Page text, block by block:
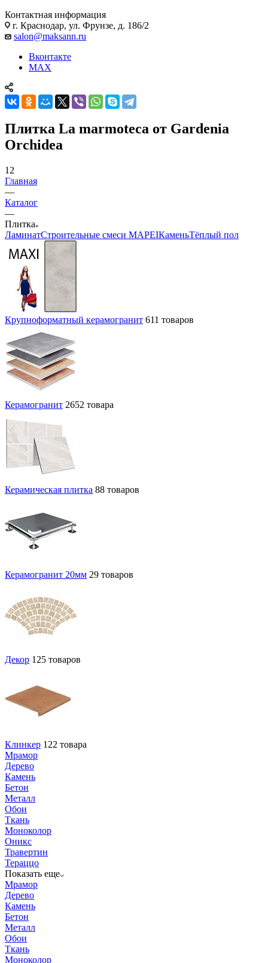
Контактная информация
г. Краснодар, ул. Фрунзе, д. 186/2
salon@maksann.ru
Вконтакте
MAX
Плитка La marmoteca от Gardenia
Orchidea
12
Главная
—
Каталог
—
Плитка
ЛаминатСтроительные смеси MAPEIКаменьТёплый пол
Крупноформатный керамогранит 611 товаров
Керамогранит 2652 товара
Керамическая плитка 88 товаров
Керамогранит 20мм 29 товаров
Декор 125 товаров
Клинкер 122 товара
Мрамор
Дерево
Камень
Бетон
Металл
Обои
Ткань
Моноколор
Оникс
Травертин
Тераццо
Показать еще
Мрамор
Дерево
Камень
Бетон
Металл
Обои
Ткань
Моноколор